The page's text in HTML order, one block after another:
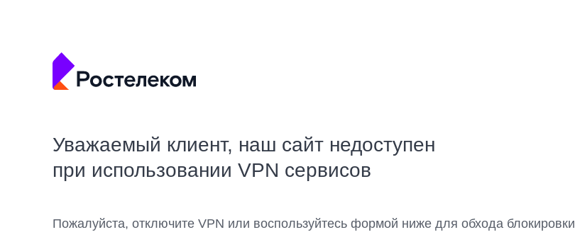
Уважаемый клиент, наш сайт недоступен
при использовании VPN сервисов
Пожалуйста, отключите VPN или воспользуйтесь формой ниже для обхода блокировки